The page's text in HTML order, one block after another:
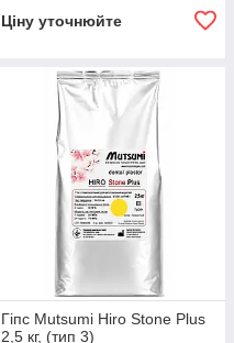
Ціну уточнюйте
Гіпс Mutsumi Hiro Stone Plus
2,5 кг, (тип 3)